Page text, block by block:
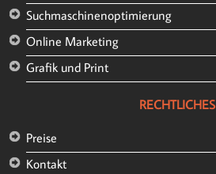
Suchmaschinenoptimierung
Online Marketing
Grafik und Print
RECHTLICHES
Preise
Kontakt